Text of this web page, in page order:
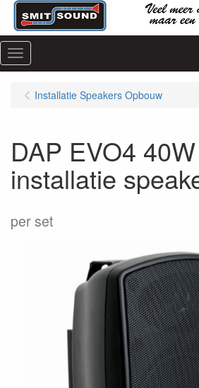
Menu
Installatie Speakers Opbouw
DAP EVO4
installatie
per set